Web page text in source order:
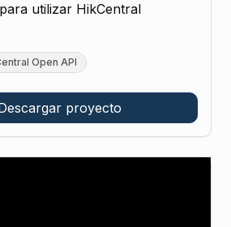
utilizar HikCentral
Open API
proyecto